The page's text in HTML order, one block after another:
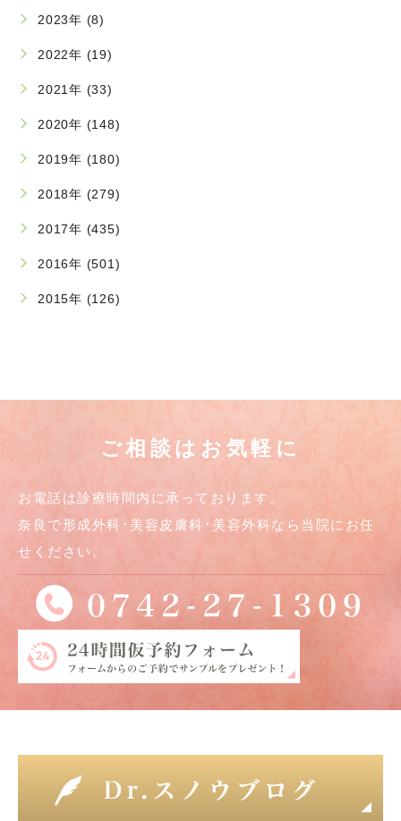
2023年 (8)
2022年 (19)
2021年 (33)
2020年 (148)
2019年 (180)
2018年 (279)
2017年 (435)
2016年 (501)
2015年 (126)
ご相談はお気軽に
お電話は診療時間内に承っております。
奈良で形成外科･美容皮膚科･美容外科なら当院にお任
せください。